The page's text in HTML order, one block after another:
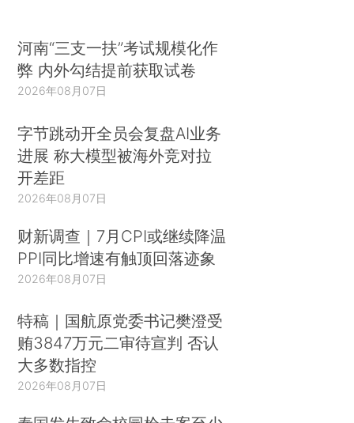
河南“三支一扶”考试规模化作
弊 内外勾结提前获取试卷
2026年08月07日
字节跳动开全员会复盘AI业务
进展 称大模型被海外竞对拉
开差距
2026年08月07日
财新调查｜7月CPI或继续降温
PPI同比增速有触顶回落迹象
2026年08月07日
特稿｜国航原党委书记樊澄受
贿3847万元二审待宣判 否认
大多数指控
2026年08月07日